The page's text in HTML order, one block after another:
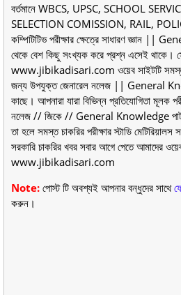
বর্তমানে WBCS, UPSC, SCHOOL
SELECTION COMISSION, RAIL,
কম্পিটিটিভ পরীক্ষার ক্ষেত্রে সাধারণ জ্ঞান
থেকে বেশ কিছু সংখ্যক করে প্রশ্ন এসেই থাকে।
www.jibikadisari.com ওয়েব সাইটটি সমস্ত
জন্য উপযুক্ত জেনারেল নলেজ || General
কাছে। আপনারা যারা বিভিন্ন প্রতিযোগিতা মূলক
নলেজ // জিকে // General Knowledge পার্ট
তা হলে সমস্ত চাকরির পরীক্ষার স্টাডি মেটিরিয়ালস
সরকারি চাকরির খবর সবার আগে পেতে আমাদের
www.jibikadisari.com
Note: পোস্ট টি অবশ্যই আপনার বন্ধুদের সাথে
করুন।